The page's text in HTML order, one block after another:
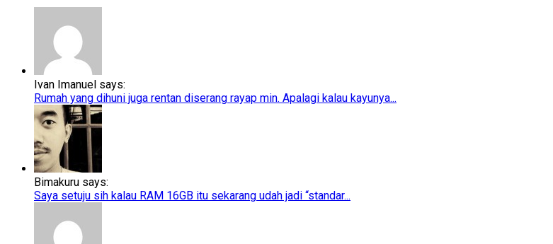
Ivan Imanuel says:
Rumah yang dihuni juga rentan diserang rayap min. Apalagi kalau kayunya...
Bimakuru says:
Saya setuju sih kalau RAM 16GB itu sekarang udah jadi “standar...